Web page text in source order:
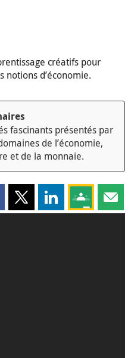
créatifs pour
notions d’économie.
fascinants présentés par
de l’économie,
et de la monnaie.
cette page sur
Partager cette page sur X
Partager cette
Partagez